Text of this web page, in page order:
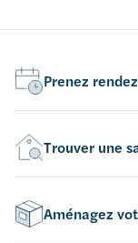
Prenez
Trouver une
Aménagez